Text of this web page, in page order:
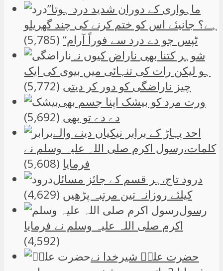
”ماہواری کے دوران شدید درد ہوتا
ہے؟ جانیئے اس کو ختم کرنے کی چند گھریلو
ٹپس جو دے درد سے فوراً آرام“ (5,785)
شوہر کتنا بھی ناراض کیوں نہ
ہو لیکن رات کی تنہائی میں بیوی کی ایک
چیز ناراضگی کو دور کر دیتی (5,772)
ورت مرد کو بیشک اپنا جسم بھی
دے دے تو بھی (5,692)
احد پہاڑ کے برابر نیکیاں دینے والے
کلمات،رسول اکرم صلی اللہ علیہ وسلم نے
فرمایا (5,608)
درود تاج،ہر قسم کے جائز مسائل
کیلئے روزانہ تین مرتبہ پڑھیں (4,629)
رسول
اکرم صلی اللہ علیہ وسلم نے فرمایا
(4,592)
حضرت علیؑ شیرخدا نے